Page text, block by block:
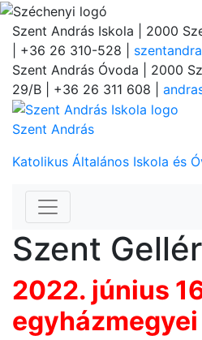
Szent András Iskola | 2000
| +36 26 310-528 |
Szent András Óvoda | 2000
29/B | +36 26 311 608 |
Szent András
Katolikus Általános Iskola és
Szent
2022. június
egyházmegyei